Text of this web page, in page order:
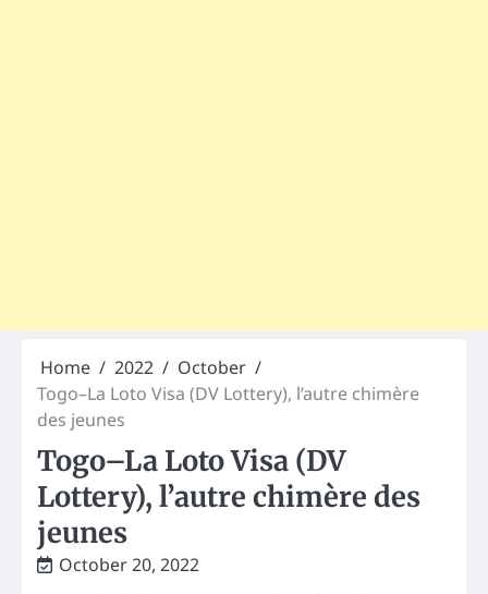
Home 2022
October
Togo–La Loto Visa (DV Lottery), l’autre chimère
des jeunes
Togo–La Loto Visa (DV
Lottery), l’autre chimère des
jeunes
October 20, 2022